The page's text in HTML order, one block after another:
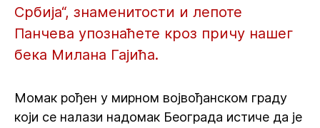
Србија“, знаменитости и лепоте
Панчева упознаћете кроз причу нашег
бека Милана Гајића.
Момак рођен у мирном војвођанском граду
који се налази надомак Београда истиче да је